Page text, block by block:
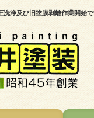
洗浄及び旧塗膜剥離作業開始